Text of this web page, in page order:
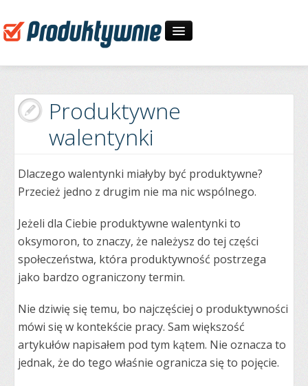
Start
30-dniowe wyzwania
Zapytaj
Produktywne
walentynki
Dlaczego walentynki miałyby być produktywne?
Przecież jedno z drugim nie ma nic wspólnego.
Jeżeli dla Ciebie produktywne walentynki to
oksymoron, to znaczy, że należysz do tej części
społeczeństwa, która produktywność postrzega
jako bardzo ograniczony termin.
Nie dziwię się temu, bo najczęściej o produktywności
mówi się w kontekście pracy. Sam większość
artykułów napisałem pod tym kątem. Nie oznacza to
jednak, że do tego właśnie ogranicza się to pojęcie.